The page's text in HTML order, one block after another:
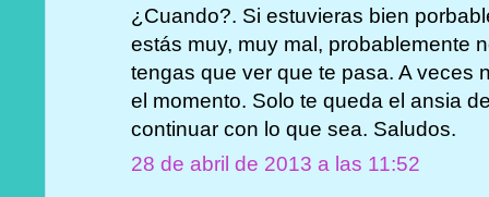
¿Cuando?. Si estuvieras bien
estás muy, muy mal, probablemente
tengas que ver que te pasa. A veces
el momento. Solo te queda el ansia
continuar con lo que sea. Saludos.
28 de abril de 2013 a las 11:52